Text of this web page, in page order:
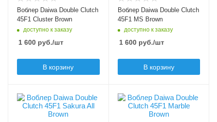
Вес приманки, гр
1.6
Плавучесть
floating (F)
Воблер Daiwa Double Clutch
45F1 Сluster Brown
доступно к заказу
1 600 руб./шт
В корзину
Вес приманки, гр
1.6
Плавучесть
floating (F)
Воблер Daiwa Double Clutch
45F1 MS Brown
доступно к заказу
1 600руб./шт
В корзину
Цвет приманки
Sakura All Brown
Цвет приманки
Marble Brown